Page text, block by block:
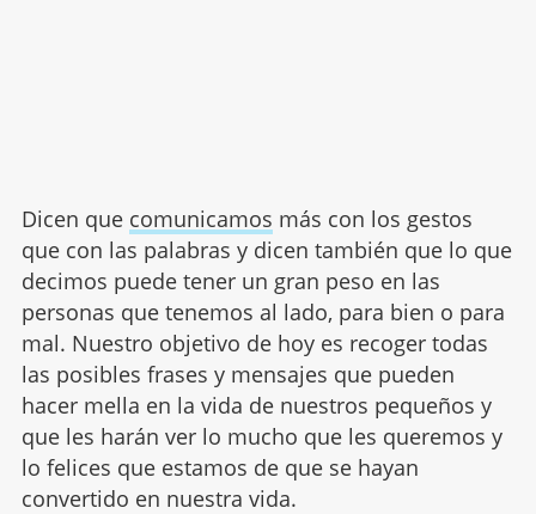
Dicen que comunicamos más con los gestos
que con las palabras y dicen también que lo que
decimos puede tener un gran peso en las
personas que tenemos al lado, para bien o para
mal. Nuestro objetivo de hoy es recoger todas
las posibles frases y mensajes que pueden
hacer mella en la vida de nuestros pequeños y
que les harán ver lo mucho que les queremos y
lo felices que estamos de que se hayan
convertido en nuestra vida.